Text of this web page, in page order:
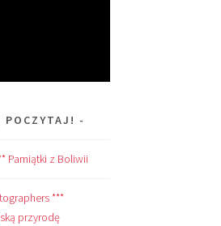
POCZYTAJ!
Pamiątki z Boliwii
***
przyrodę